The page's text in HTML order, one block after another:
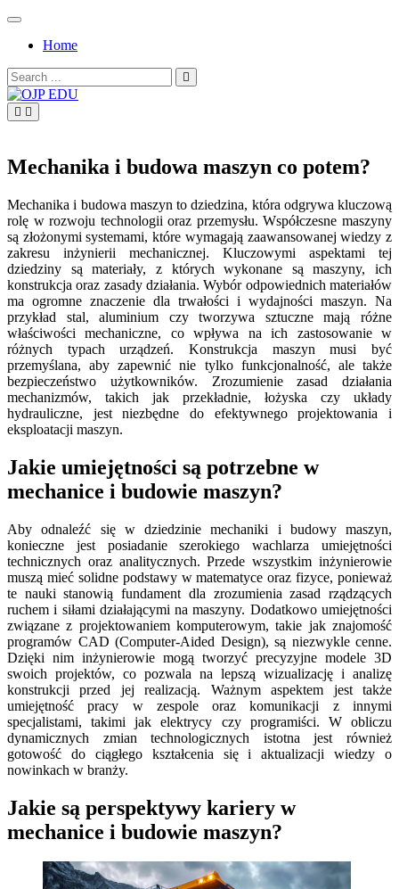
Skip
contentHome
Search
for:
Mechanika i budowa maszyn co potem?
Mechanika i budowa maszyn to dziedzina, która odgrywa kluczową
rolę w rozwoju technologii oraz przemysłu. Współczesne maszyny
są złożonymi systemami, które wymagają zaawansowanej wiedzy z
zakresu inżynierii mechanicznej. Kluczowymi aspektami tej
dziedziny są materiały, z których wykonane są maszyny, ich
konstrukcja oraz zasady działania. Wybór odpowiednich materiałów
ma ogromne znaczenie dla trwałości i wydajności maszyn. Na
przykład stal, aluminium czy tworzywa sztuczne mają różne
właściwości mechaniczne, co wpływa na ich zastosowanie w
różnych typach urządzeń. Konstrukcja maszyn musi być
przemyślana, aby zapewnić nie tylko funkcjonalność, ale także
bezpieczeństwo użytkowników. Zrozumienie zasad działania
mechanizmów, takich jak przekładnie, łożyska czy układy
hydrauliczne, jest niezbędne do efektywnego projektowania i
eksploatacji maszyn.
Jakie umiejętności są potrzebne w
mechanice i budowie maszyn?
Aby odnaleźć się w dziedzinie mechaniki i budowy maszyn,
konieczne jest posiadanie szerokiego wachlarza umiejętności
technicznych oraz analitycznych. Przede wszystkim inżynierowie
muszą mieć solidne podstawy w matematyce oraz fizyce, ponieważ
te nauki stanowią fundament dla zrozumienia zasad rządzących
ruchem i siłami działającymi na maszyny. Dodatkowo umiejętności
związane z projektowaniem komputerowym, takie jak znajomość
programów CAD (Computer-Aided Design), są niezwykle cenne.
Dzięki nim inżynierowie mogą tworzyć precyzyjne modele 3D
swoich projektów, co pozwala na lepszą wizualizację i analizę
konstrukcji przed jej realizacją. Ważnym aspektem jest także
umiejętność pracy w zespole oraz komunikacji z innymi
specjalistami, takimi jak elektrycy czy programiści. W obliczu
dynamicznych zmian technologicznych istotna jest również
gotowość do ciągłego kształcenia się i aktualizacji wiedzy o
nowinkach w branży.
Jakie są perspektywy kariery w
mechanice i budowie maszyn?